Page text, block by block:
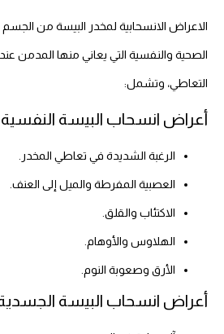
الاعراض الانسحابية لمخدر البيسة من
الصحية والنفسية التي يعاني منها المدمن
التعاطي، وتشمل:
أعراض انسحاب البيسة النفسية
الرغبة الشديدة في تعاطي المخدر.
العصبية المفرطة والميل إلى العنف.
الاكتئاب والقلق.
الهلاوس والأوهام.
الأرق وصعوبة النوم.
أعراض انسحاب البيسة